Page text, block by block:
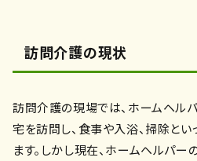
訪問介護の現状
訪問介護の現場では、ホームヘル
宅を訪問し、食事や入浴、掃除と
ます。しかし現在、ホームヘルパ